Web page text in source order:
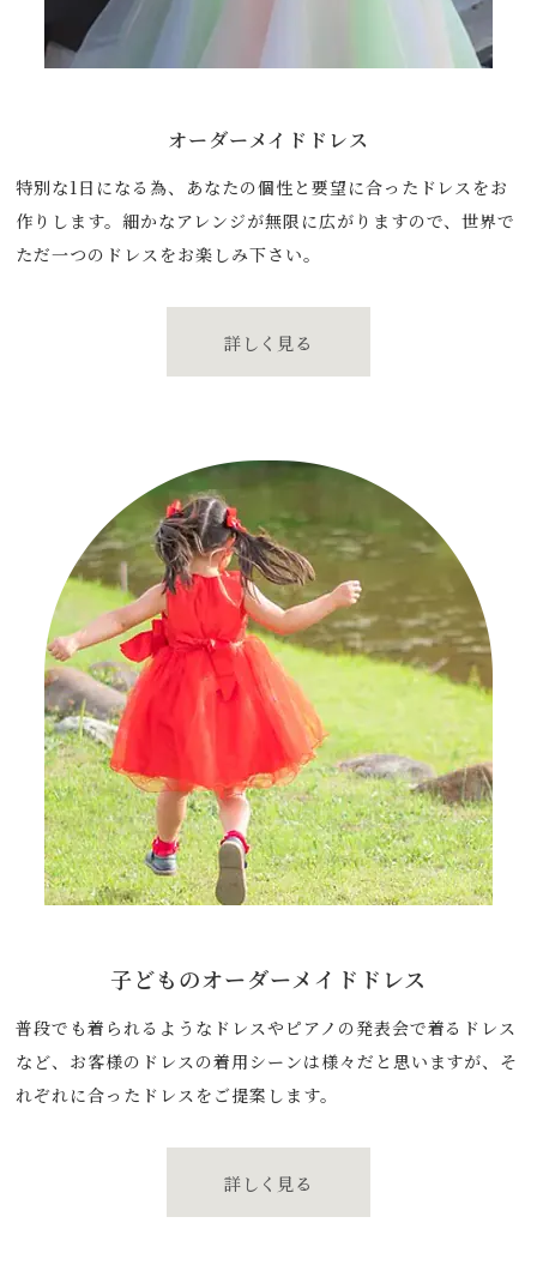
オーダーメイドドレス
特別な1日になる為、あなたの個性と要望に合ったドレスをお
作りします。細かなアレンジが無限に広がりますので、世界で
ただ一つのドレスをお楽しみ下さい。
詳しく見る
子どものオーダーメイドドレス
普段でも着られるようなドレスやピアノの発表会で着るドレス
など、お客様のドレスの着用シーンは様々だと思いますが、そ
れぞれに合ったドレスをご提案します。
詳しく見る